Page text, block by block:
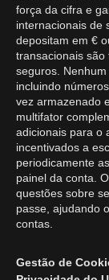
força da cifra e
internacionais de
depositam em €
transacionais
seguros.
incluindo
vez armazenado
multifator
adicionais para o
incentivados a
periodicamente
painel da conta.
questões sobre
passe, ajudando
contas.
Gestão de